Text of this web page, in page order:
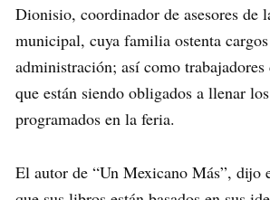
Dionisio, coordinador de asesores de
municipal, cuya familia ostenta
administración; así como
que están siendo obligados a llenar
programados en la feria.
El autor de “Un Mexicano Más”, dijo